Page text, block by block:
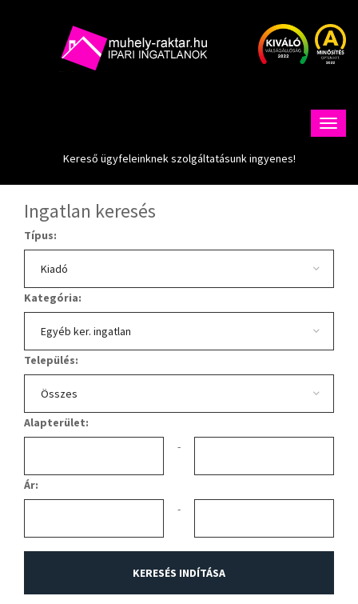
Kereső ügyfeleinknek szolgáltatásunk ingyenes!
Ingatlan keresés
Típus:
Kategória:
Település:
Alapterület:
-
Ár:
-